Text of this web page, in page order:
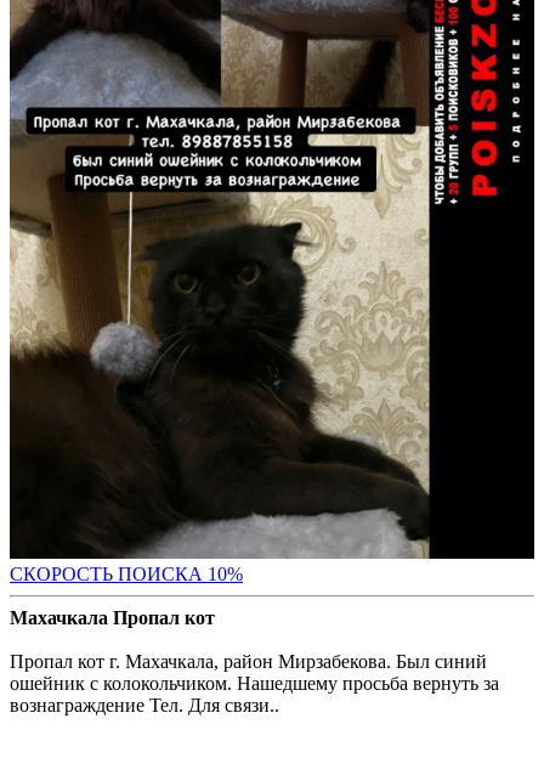
СКОРОСТЬ ПОИСКА 10%
Махачкала Пропал кот
Пропал кот г. Махачкала, район Мирзабекова. Был синий
ошейник с колокольчиком. Нашедшему просьба вернуть за
вознаграждение Тел. Для связи..